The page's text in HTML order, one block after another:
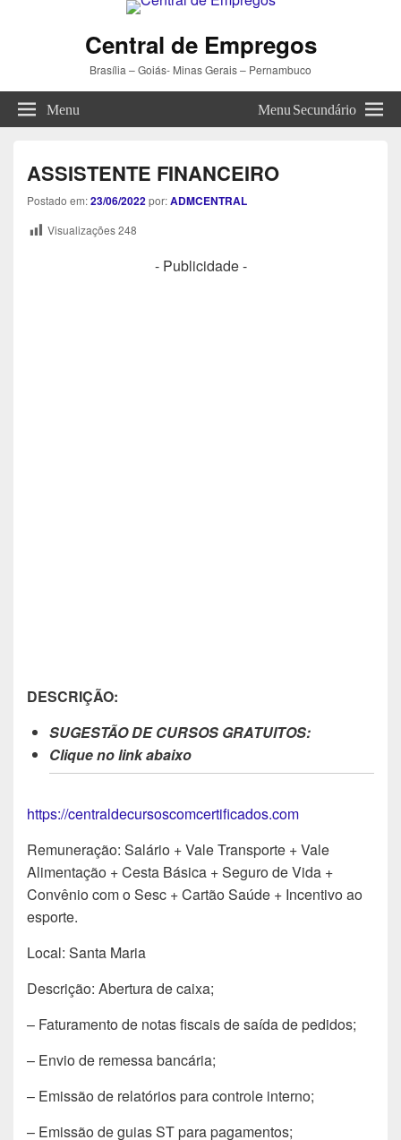
Central de Empregos
Brasília – Goiás- Minas Gerais – Pernambuco
Menu Menu Secundário
ASSISTENTE FINANCEIRO
Postado em:23/06/2022por:ADMCENTRAL
Visualizações248
- Publicidade -
DESCRIÇÃO:
SUGESTÃO DE CURSOS GRATUITOS:
Clique no link abaixo
https://centraldecursoscomcertificados.com
Remuneração: Salário + Vale Transporte + Vale
Alimentação + Cesta Básica + Seguro de Vida +
Convênio com o Sesc + Cartão Saúde + Incentivo ao
esporte.
Local: Santa Maria
Descrição: Abertura de caixa;
– Faturamento de notas fiscais de saída de pedidos;
– Envio de remessa bancária;
– Emissão de relatórios para controle interno;
– Emissão de guias ST para pagamentos;